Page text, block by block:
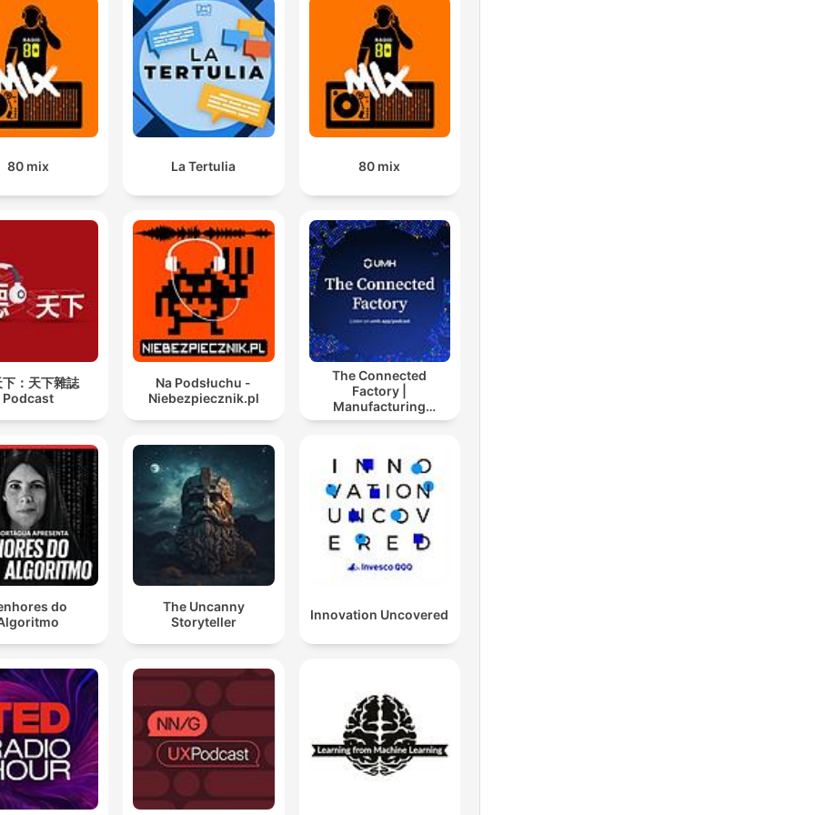
80 mix La Tertulia 80 mix
：天下雜誌
Podcast
Na Podsłuchu -
Niebezpiecznik.pl
The Connected
Factory |
Manufacturing
Industry Podcast
do
The Uncanny
Storyteller
Innovation Uncovered